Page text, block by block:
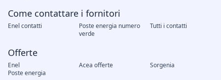
Come contattare i fornitori
Enel contatti
Poste energia numero
verde
Tutti i contatti
Offerte
Enel Acea offerte
Sorgenia
Poste energia